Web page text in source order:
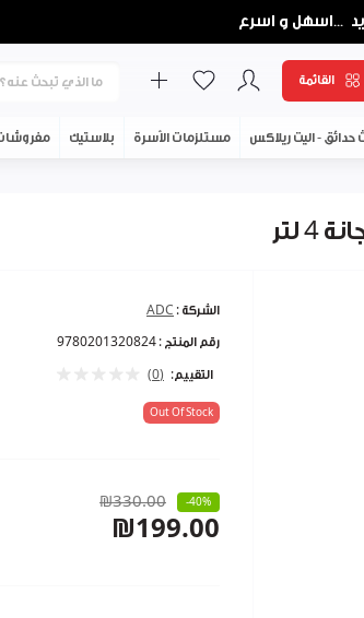
...اسهل و اسرع
القائمة
حدائق - اليت ريلاكس مستلزمات الأسرة بلاستيك مفروشات
الشركة : ADC
رقم المنتج : 9780201320824
التقييم: (0)
Out Of Stock
₪330.00 -40%
₪199.00